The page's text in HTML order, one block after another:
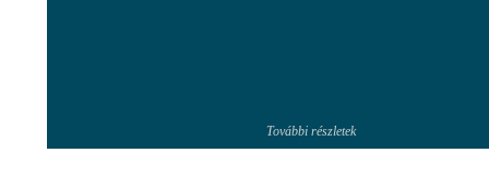
További részletek